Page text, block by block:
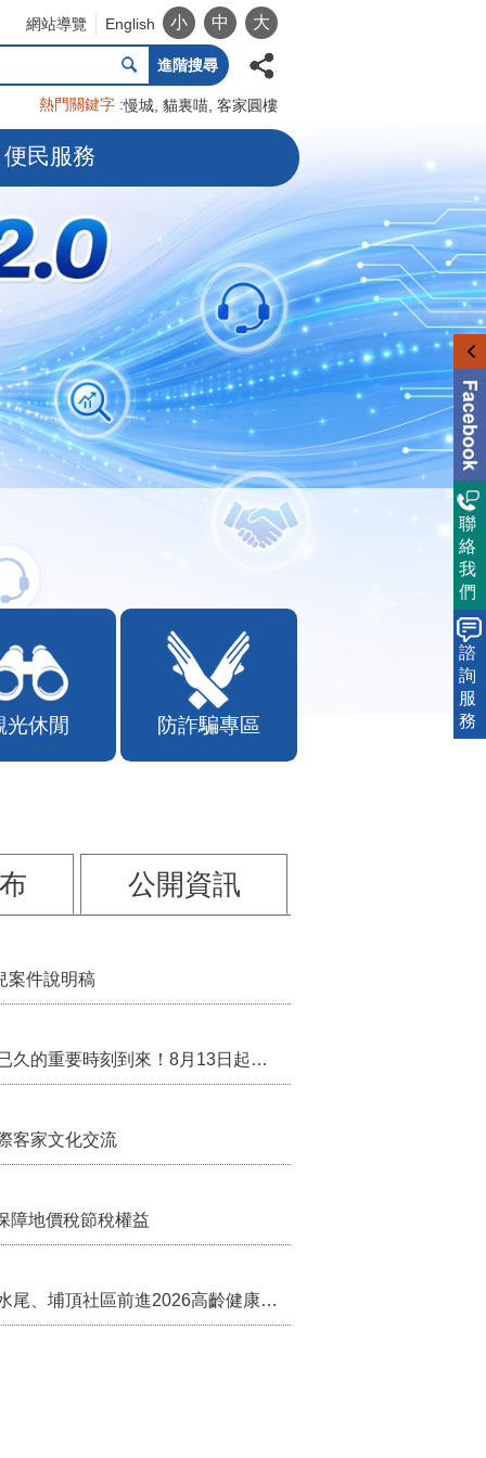
網站導覽 English 小 中 大
進階搜尋
熱門關鍵字 慢城 貓裏喵 客家圓樓
便民服務
光休閒 防詐騙專區
公開資訊
案件說明稿
行政院核定西拉雅族為平埔原住民族群 盼望已久的重要時刻到來！8月13日起受理民族成員名冊登記
客家文化交流
障地價稅節稅權益
苗栗農村綠色照顧成果登上全國舞台！ 後龍水尾、埔頂社區前進2026高齡健康產業博覽會
聯
絡
我
們
諮
詢
服
務